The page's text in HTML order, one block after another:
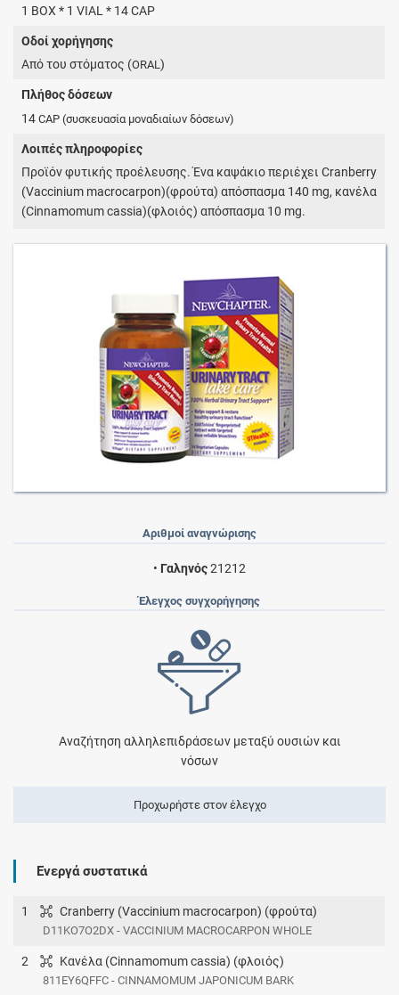
1 BOX * 1 VIAL * 14 CAP
Οδοί χορήγησης
Από του στόματος (ORAL)
Πλήθος δόσεων
14CAP (συσκευασία μοναδιαίων δόσεων)
Λοιπές πληροφορίες
Προϊόν φυτικής προέλευσης. Ένα καψάκιο περιέχει Cranberry
(Vaccinium macrocarpon)(φρούτα) απόσπασμα 140 mg, κανέλα
(Cinnamomum cassia)(φλοιός) απόσπασμα 10 mg.
Αριθμοί αναγνώρισης
• Γαληνός21212
Έλεγχος συγχορήγησης
Αναζήτηση αλληλεπιδράσεων μεταξύ ουσιών και
νόσων
Προχωρήστε στον έλεγχο
Ενεργά συστατικά
1 Cranberry (Vaccinium macrocarpon) (φρούτα)
D11KO7O2DX - VACCINIUM MACROCARPON WHOLE
2 Κανέλα (Cinnamomum cassia) (φλοιός)
811EY6QFFC - CINNAMOMUM JAPONICUM BARK